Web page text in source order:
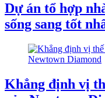
Dự án tổ hợp
sống sang tốt
Khẳng định vị